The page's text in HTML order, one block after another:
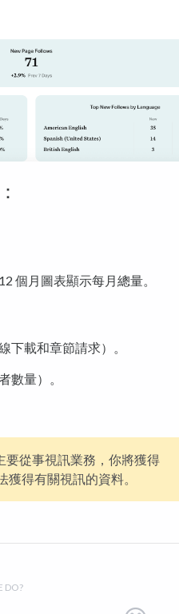
個月圖表顯示每月總量。
下載和章節請求）。
數量）。
要從事視訊業務，你將獲得
獲得有關視訊的資料。
DO?